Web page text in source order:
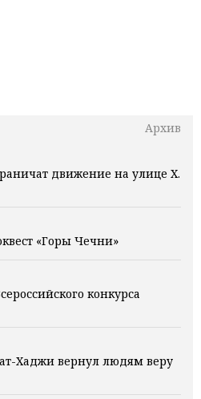
Архив
движение на улице Х.
«Горы Чечни»
конкурса
Хаджи вернул людям веру